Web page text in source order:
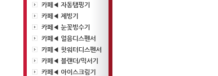
카페◀ 자동탬핑기
카페◀ 제빙기
카페◀ 눈꽃빙수기
카페◀ 얼음디스펜서
카페◀ 핫워터디스펜서
카페◀ 블랜더/믹서기
카페◀ 아이스크림기